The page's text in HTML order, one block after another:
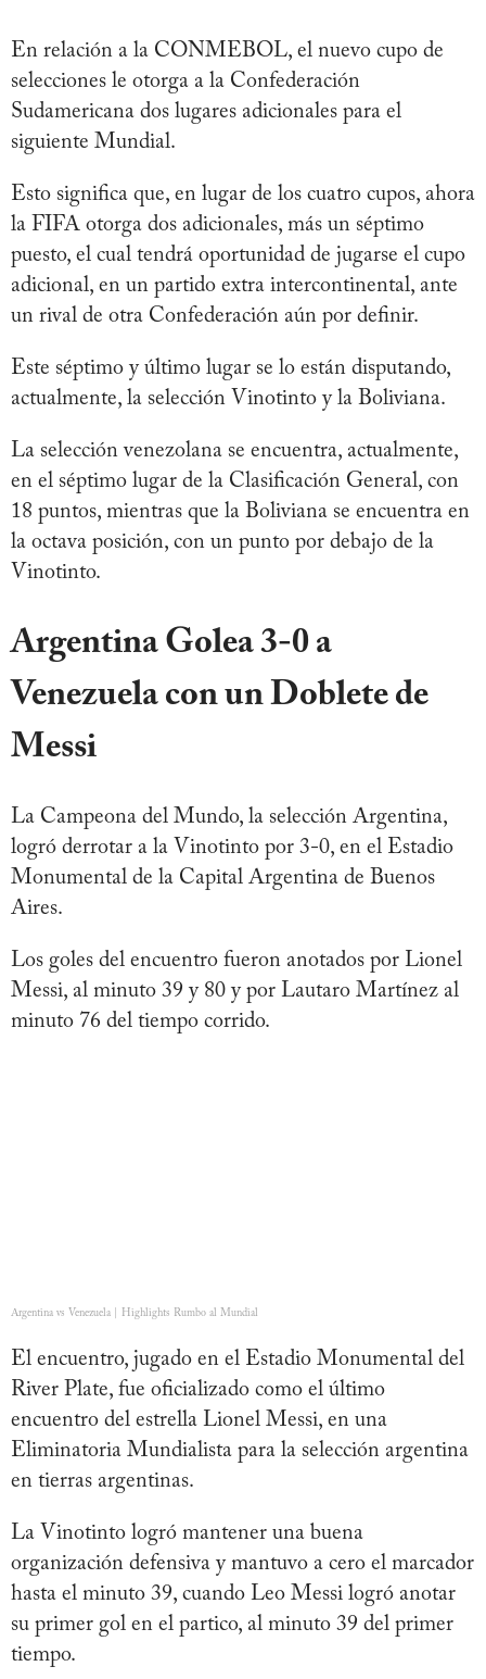
En relación a la CONMEBOL, el nuevo cupo de
selecciones le otorga a la Confederación
Sudamericana dos lugares adicionales para el
siguiente Mundial.
Esto significa que, en lugar de los cuatro cupos, ahora
la FIFA otorga dos adicionales, más un séptimo
puesto, el cual tendrá oportunidad de jugarse el cupo
adicional, en un partido extra intercontinental, ante
un rival de otra Confederación aún por definir.
Este séptimo y último lugar se lo están disputando,
actualmente, la selección Vinotinto y la Boliviana.
La selección venezolana se encuentra, actualmente,
en el séptimo lugar de la Clasificación General, con
18 puntos, mientras que la Boliviana se encuentra en
la octava posición, con un punto por debajo de la
Vinotinto.
Argentina Golea 3-0 a
Venezuela con un Doblete de
Messi
La Campeona del Mundo, la selección Argentina,
logró derrotar a la Vinotinto por 3-0, en el Estadio
Monumental de la Capital Argentina de Buenos
Aires.
Los goles del encuentro fueron anotados por Lionel
Messi, al minuto 39 y 80 y por Lautaro Martínez al
minuto 76 del tiempo corrido.
Argentina vs Venezuela | Highlights Rumbo al Mundial
El encuentro, jugado en el Estadio Monumental del
River Plate, fue oficializado como el último
encuentro del estrella Lionel Messi, en una
Eliminatoria Mundialista para la selección argentina
en tierras argentinas.
La Vinotinto logró mantener una buena
organización defensiva y mantuvo a cero el marcador
hasta el minuto 39, cuando Leo Messi logró anotar
su primer gol en el partico, al minuto 39 del primer
tiempo.